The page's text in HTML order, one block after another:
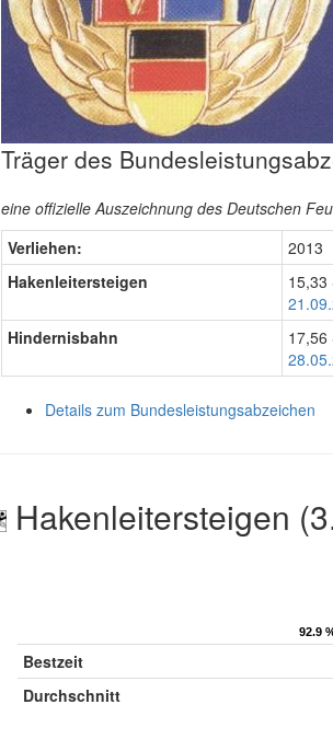
Träger des
eine offizielle Auszeichnung des Deutschen
Verliehen:
2013
Hakenleitersteigen
15,33
Hindernisbahn
17,56
Details zum Bundesleistungsabzeichen
Hakenleitersteigen
92.9
92.9
Bestzeit
Durchschnitt